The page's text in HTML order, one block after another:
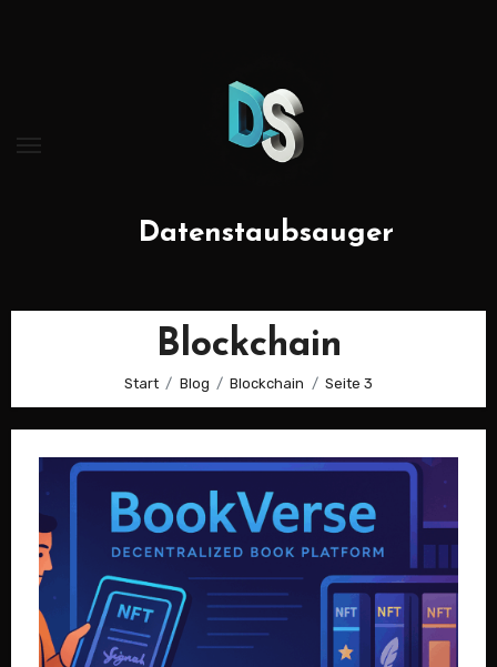
Datenstaubsauger
Blockchain
Start Blog Blockchain Seite 3